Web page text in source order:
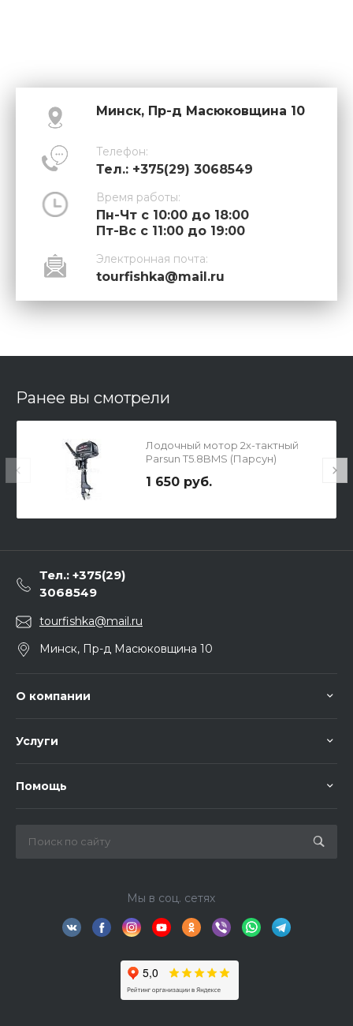
Минск, Пр-д Масюковщина 10
Телефон:
Тел.: +375(29) 3068549
Время работы:
Пн-Чт с 10:00 до 18:00
Пт-Вс с 11:00 до 19:00
Электронная почта:
tourfishka@mail.ru
Ранее вы смотрели
Лодочный мотор 2х-тактный
Parsun T5.8BMS (Парсун)
1 650 руб.
Тел.: +375(29)
3068549
tourfishka@mail.ru
Минск, Пр-д Масюковщина 10
О компании
Услуги
Помощь
Мы в соц. сетях